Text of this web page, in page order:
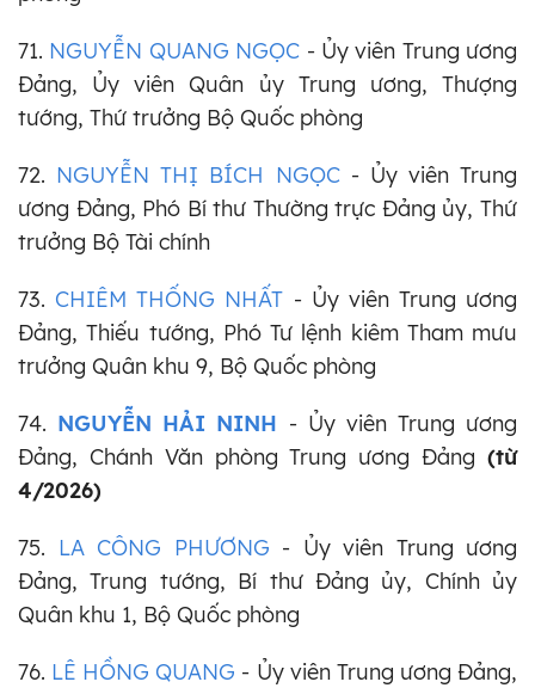
71. NGUYỄN QUANG NGỌC - Ủy viên Trung ương
Đảng, Ủy viên Quân ủy Trung ương, Thượng
tướng, Thứ trưởng Bộ Quốc phòng
72. NGUYỄN THỊ BÍCH NGỌC- Ủy viên Trung
ương Đảng, Phó Bí thư Thường trực Đảng ủy, Thứ
trưởng Bộ Tài chính
73. CHIÊM THỐNG NHẤT - Ủy viên Trung ương
Đảng, Thiếu tướng, Phó Tư lệnh kiêm Tham mưu
trưởng Quân khu 9, Bộ Quốc phòng
74. NGUYỄN HẢI NINH - Ủy viên Trung ương
Đảng, Chánh Văn phòng Trung ương Đảng (từ
4/2026)
75. LA CÔNG PHƯƠNG - Ủy viên Trung ương
Đảng, Trung tướng, Bí thư Đảng ủy, Chính ủy
Quân khu 1, Bộ Quốc phòng
76. LÊ HỒNG QUANG - Ủy viên Trung ương Đảng,